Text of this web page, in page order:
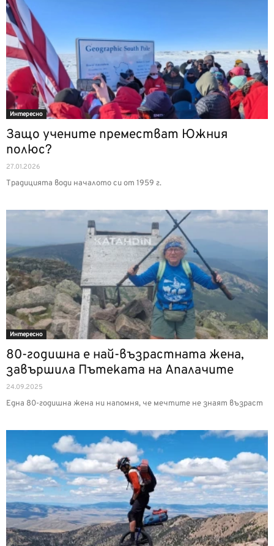
Интерeсно
Защо учените преместват Южния
полюс?
27.01.2026
Традицията води началото си от 1959 г.
Интерeсно
80-годишна е най-възрастната жена,
завършила Пътеката на Апалачите
24.09.2025
Една 80-годишна жена ни напомня, че мечтите не знаят възраст